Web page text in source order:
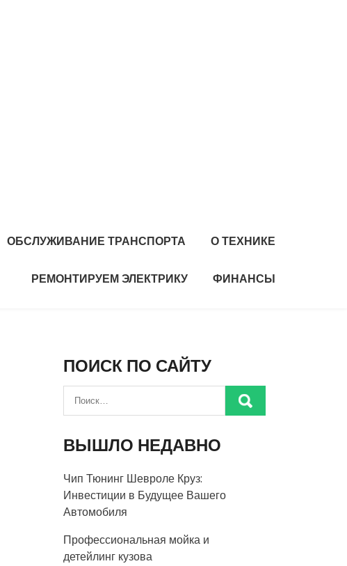
ОБСЛУЖИВАНИЕ ТРАНСПОРТА О ТЕХНИКЕ
РЕМОНТИРУЕМ ЭЛЕКТРИКУ ФИНАНСЫ
ПОИСК ПО САЙТУ
ВЫШЛО НЕДАВНО
Чип Тюнинг Шевроле Круз:
Инвестиции в Будущее Вашего
Автомобиля
Профессиональная мойка и
детейлинг кузова